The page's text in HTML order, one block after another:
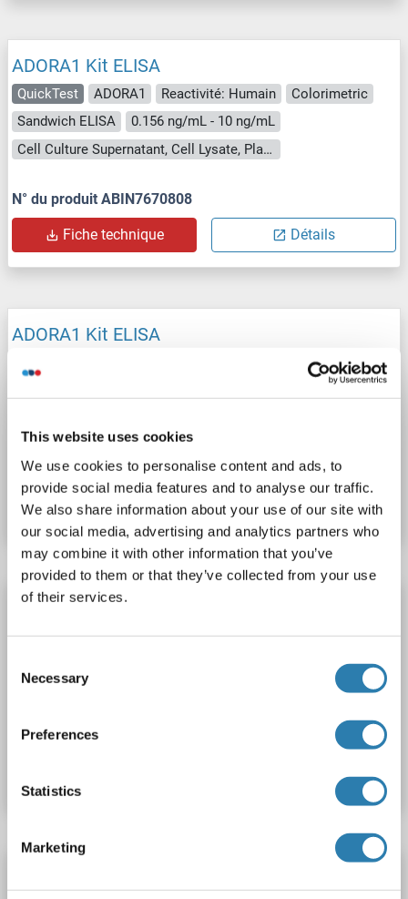
This website uses cookies
We use cookies to personalise content and ads, to
provide social media features and to analyse our traffic.
We also share information about your use of our site with
our social media, advertising and analytics partners who
may combine it with other information that you’ve
provided to them or that they’ve collected from your use
of their services.
Selection
Necessary
Preferences
Statistics
Marketing
ADORA1 Kit ELISA
QuickTest ADORA1 Reactivité: Humain
Colorimetric
Sandwich ELISA
0.156 ng/mL - 10 ng/mL
Cell Culture Supernatant, Cell Lysate, Plasma, Serum, Tissue Lysate
N° du produit ABIN7670808
Fiche technique Détails
ADORA1 Kit ELISA
N° du produit ABIN5591594
Fiche technique Détails
ADORA1 Kit ELISA
Cell Lysate, Tissue Homogenate
N° du produit ABIN5674664